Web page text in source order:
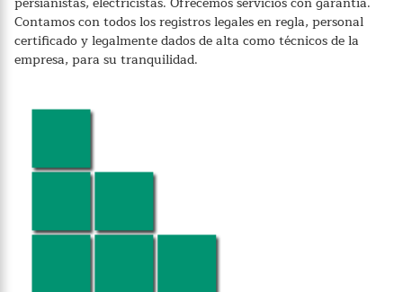
Contamos con todos los registros legales en regla, personal
certificado y legalmente dados de alta como técnicos de la
empresa, para su tranquilidad.